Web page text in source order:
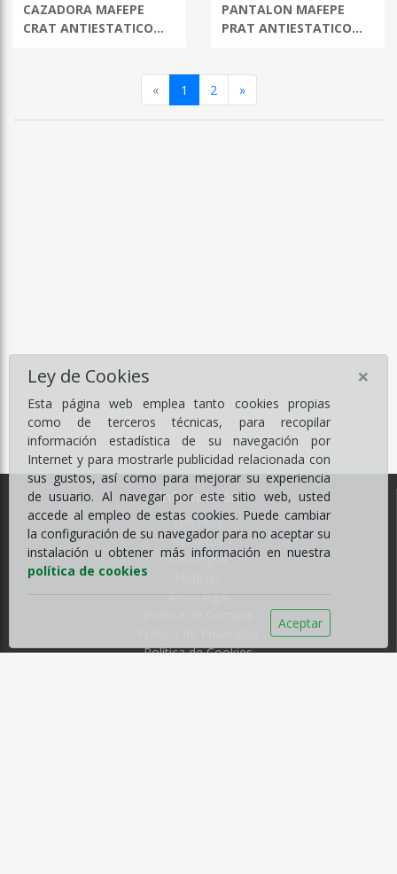
Ley de Cookies
Esta página web emplea tanto cookies propias
como de terceros técnicas, para recopilar
información estadística de su navegación por
Internet y para mostrarle publicidad relacionada con
sus gustos, así como para mejorar su experiencia
de usuario. Al navegar por este sitio web, usted
accede al empleo de estas cookies. Puede cambiar
la configuración de su navegador para no aceptar su
instalación u obtener más información en nuestra
política de cookies
Aceptar
×
CAZADORA MAFEPE
CRAT ANTIESTATICO
PANTALON MAFEPE
PRAT ANTIESTATICO
«Anterior
1 2 »Siguiente
Información
Empresa
Servicios
Catálogos
Aviso legal
Política de Cookies